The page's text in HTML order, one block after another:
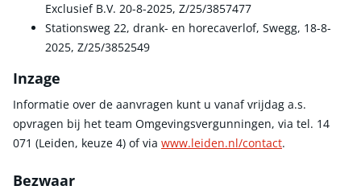
Exclusief B.V. 20-8-2025, Z/25/3857477
Stationsweg 22, drank- en horecaverlof, Swegg, 18-8-
2025, Z/25/3852549
Inzage
Informatie over de aanvragen kunt u vanaf vrijdag a.s.
opvragen bij het team Omgevingsvergunningen, via tel. 14
071 (Leiden, keuze 4) of via www.leiden.nl/contact.
Bezwaar